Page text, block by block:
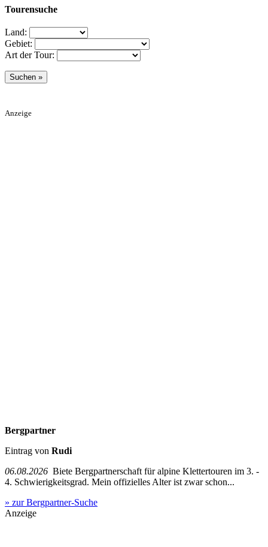
Tourensuche
Land:
Gebiet:
Art der Tour:
Anzeige
Bergpartner
Eintrag von Rudi
06.08.2026 Biete Bergpartnerschaft für alpine Klettertouren im 3. -
4. Schwierigkeitsgrad. Mein offizielles Alter ist zwar schon...
» zur Bergpartner-Suche
Anzeige